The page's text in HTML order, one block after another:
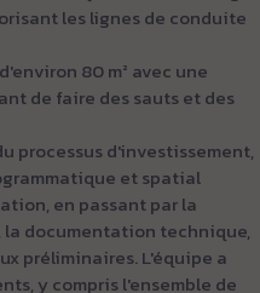
les lignes de conduite
80 m² avec une
de faire des sauts et des
processus d'investissement,
et spatial
en passant par la
documentation technique,
préliminaires. L'équipe a
y compris l'ensemble de